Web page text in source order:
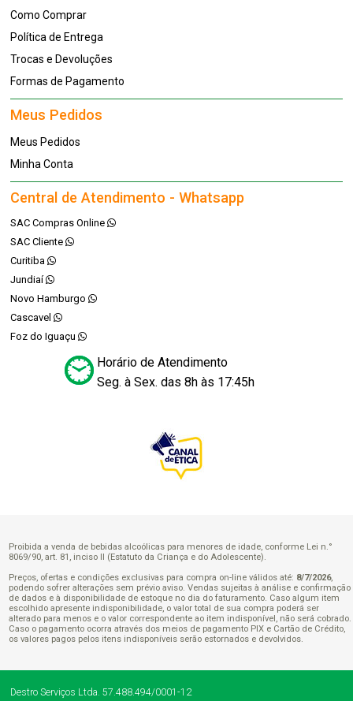
Como Comprar
Política de Entrega
Trocas e Devoluções
Formas de Pagamento
Meus Pedidos
Meus Pedidos
Minha Conta
Central de Atendimento - Whatsapp
SAC Compras Online
SAC Cliente
Curitiba
Jundiaí
Novo Hamburgo
Cascavel
Foz do Iguaçu
Horário de Atendimento
Seg. à Sex. das 8h às 17:45h
Proibida a venda de bebidas alcoólicas para menores de idade, conforme Lei n.°
8069/90, art. 81, inciso II (Estatuto da Criança e do Adolescente).
Preços, ofertas e condições exclusivas para compra on-line válidos até: 8/7/2026,
podendo sofrer alterações sem prévio aviso. Vendas sujeitas à análise e confirmação
de dados e à disponibilidade de estoque no dia do faturamento. Caso algum item
escolhido apresente indisponibilidade, o valor total de sua compra poderá ser
alterado para menos e o valor correspondente ao item indisponível, não será cobrado.
Caso o pagamento ocorra através dos meios de pagamento PIX e Cartão de Crédito,
os valores pagos pelos itens indisponíveis serão estornados e devolvidos.
Destro Serviços Ltda. 57.488.494/0001-12